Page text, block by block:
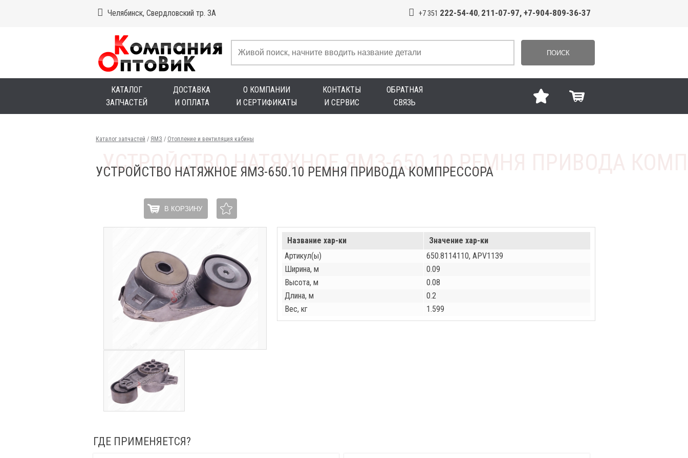
Челябинск, Свердловский тр. 3А +7 351 222-54-40, 211-07-97, +7-904-809-36-37
ПОИСК
КАТАЛОГ
ЗАПЧАСТЕЙ
ДОСТАВКА
И ОПЛАТА
О КОМПАНИИ
И СЕРТИФИКАТЫ
КОНТАКТЫ
И СЕРВИС
ОБРАТНАЯ
СВЯЗЬ
Каталог запчастей / ЯМЗ / Отопление и вентиляция кабины
УСТРОЙСТВО НАТЯЖНОЕ ЯМЗ-650.10 РЕМНЯ ПРИВОДА КОМПРЕССОРА
В КОРЗИНУ
Название хар-ки
Значение хар-ки
Артикул(ы)
650.8114110, APV1139
Ширина, м
0.09
Высота, м
0.08
Длина, м
0.2
Вес, кг
1.599
ГДЕ ПРИМЕНЯЕТСЯ?